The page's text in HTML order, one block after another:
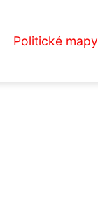
Politické mapy